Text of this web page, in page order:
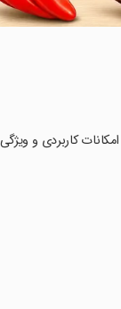
1 را امتحان کرده‌اید؟ این برنامه